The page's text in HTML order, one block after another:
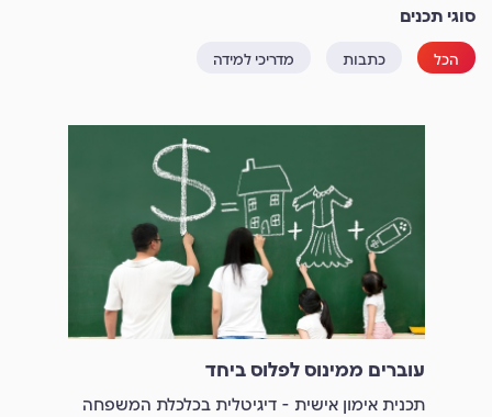
סוגי תכנים
הכל כתבות מדריכי למידה
עוברים ממינוס לפלוס ביחד
תכנית אימון אישית - דיגיטלית בכלכלת המשפחה